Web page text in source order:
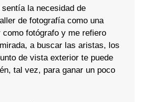
la necesidad de
de fotografía como una
como fotógrafo y me refiero
a buscar las aristas, los
de vista exterior te puede
tal vez, para ganar un poco